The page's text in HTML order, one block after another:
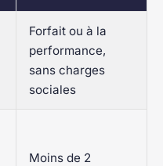
Forfait ou à la
performance,
sans charges
sociales
Moins de 2